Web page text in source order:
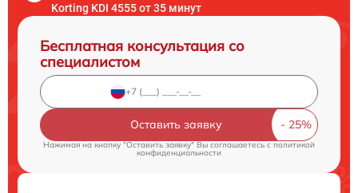
Korting KDI 4555 от 35 минут
Бесплатная консультация со
специалистом
Оставить заявку
Нажимая на кнопку "Оставить заявку" Вы соглашаетесь cполитикой
конфиденциальности